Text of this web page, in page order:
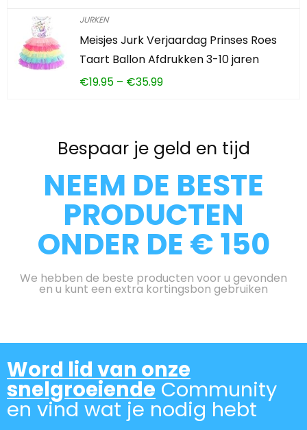
JURKEN
Meisjes Jurk Verjaardag Prinses Roes
Taart Ballon Afdrukken 3-10 jaren
€19.95 – €35.99
Bespaar je geld en tijd
NEEM DE BESTE
PRODUCTEN
ONDER DE € 150
We hebben de beste producten voor u gevonden
en u kunt een extra kortingsbon gebruiken
Word lid van onze
snelgroeiende Community
en vind wat je nodig hebt